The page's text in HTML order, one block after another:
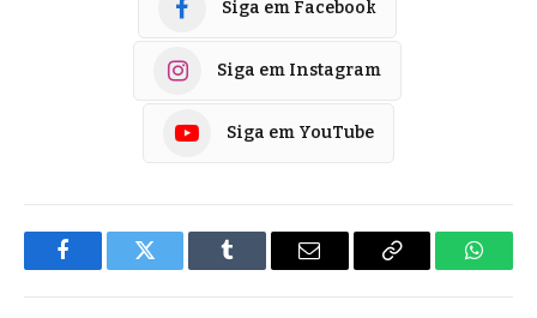
Siga em Facebook
Siga em Instagram
Siga em YouTube
FacebookTwitter Tumblr
E-
Copiar